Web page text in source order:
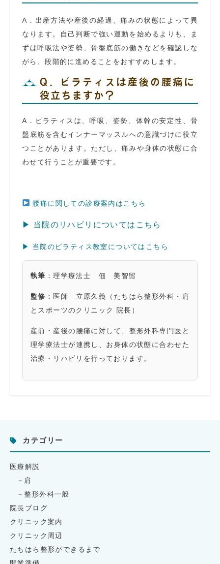
A．出産方法や産後の経過、痛みの状態によって異
なります。自己判断で強い運動を始めるよりも、ま
ずは呼吸法や姿勢、骨盤底筋の働きなどを確認しな
がら、段階的に進めることをおすすめします。
Q．ピラティスは産後の腰痛に
役立ちますか？
A．ピラティスは、呼吸、姿勢、体幹の安定性、骨
盤底筋を含むインナーマッスルへの意識づけに役立
つことがあります。ただし、痛みや身体の状態に合
わせて行うことが重要です。
腰痛に関しての診療案内はこちら
▶︎ 当院のリハビリについてはこちら
▶︎ 当院のピラティス教室についてはこちら
執筆 ：理学療法士 佃 美智留
監修 ：医師 立原久義（たちはら整形外科・肩
とスポーツのクリニック 院長）
産前・産後の腰痛に対して、整形外科専門医と
理学療法士が連携し、お身体の状態に合わせた
治療・リハビリを行っております。
カテゴリー
医療解説
肩
整形外科一般
院長ブログ
クリニック案内
クリニック周辺
たちはら整形ができるまで